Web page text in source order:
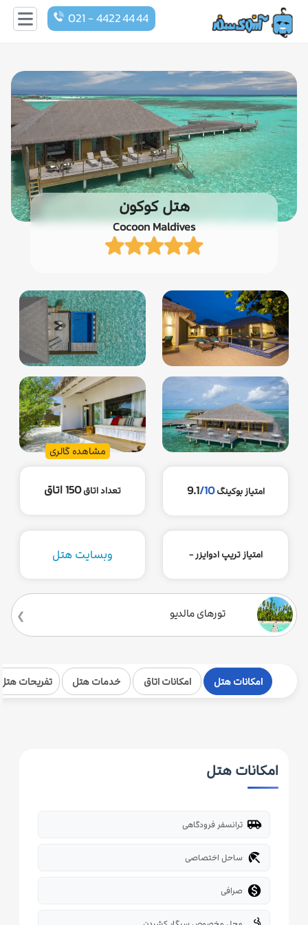
021 - 4422 44 44
هتل کوکون
Cocoon Maldives
مشاهده گالری
امتیاز بوکینگ 9.1/10 تعداد اتاق150 اتاق
امتیاز تریپ ادوایزر - وبسایت هتل
تورهای مالدیو
امکانات هتل امکانات اتاق خدمات هتل تفریحات
امکانات هتل
airport_shuttle ترانسفر فرودگاهی
beach_access ساحل اختصاصی
 صرافی